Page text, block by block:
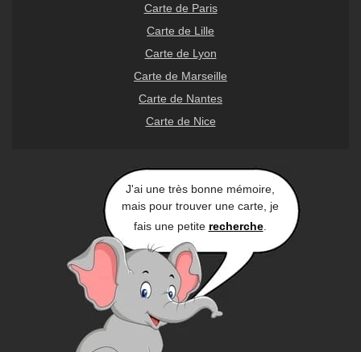
Carte de Paris
Carte de Lille
Carte de Lyon
Carte de Marseille
Carte de Nantes
Carte de Nice
J'ai une très bonne mémoire,
mais pour trouver une carte, je
fais une petite recherche.